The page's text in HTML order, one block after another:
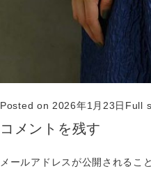
Posted on 2026年1月23日 Full
コメントを残す
メールアドレスが公開されるこ